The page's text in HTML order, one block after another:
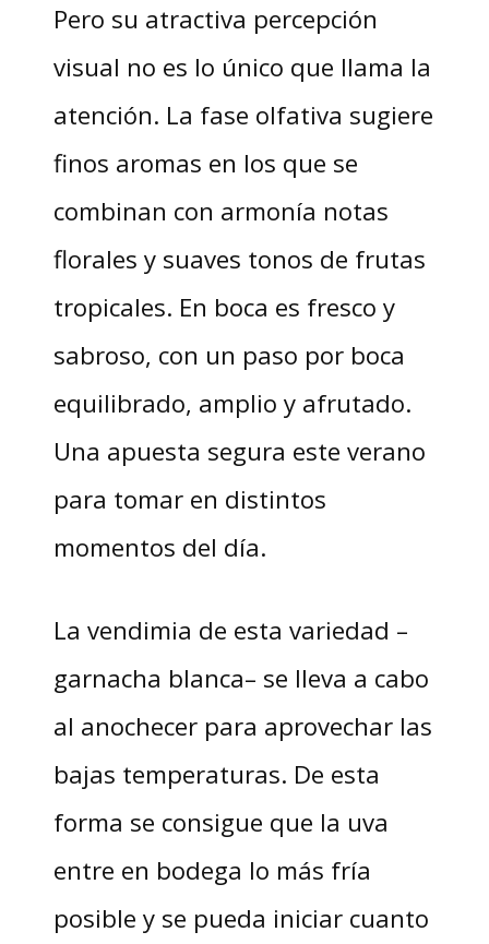
Pero su atractiva percepción
visual no es lo único que llama la
atención. La fase olfativa sugiere
finos aromas en los que se
combinan con armonía notas
florales y suaves tonos de frutas
tropicales. En boca es fresco y
sabroso, con un paso por boca
equilibrado, amplio y afrutado.
Una apuesta segura este verano
para tomar en distintos
momentos del día.
La vendimia de esta variedad –
garnacha blanca– se lleva a cabo
al anochecer para aprovechar las
bajas temperaturas. De esta
forma se consigue que la uva
entre en bodega lo más fría
posible y se pueda iniciar cuanto